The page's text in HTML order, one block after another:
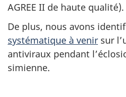
AGREE II de haute qualité).
De plus, nous avons
systématique à venir sur
antiviraux pendant
simienne.